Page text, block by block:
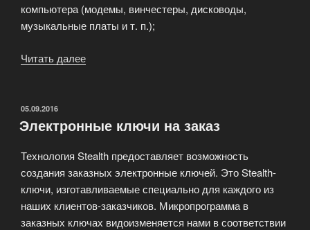
компьютера (модемы, винчестеры, дисководы,
музыкальные платы и т. п.);
Читать далее
ОПУБЛИКОВАНО
05.09.2016
Электронные ключи на заказ
Технология Stealth предоставляет возможность
создания заказных электронные ключей. Это Stealth-
ключи, изготавливаемые специально для каждого из
наших клиентов-заказчиков. Микропрограмма в
заказных ключах видоизменяется нами в соответствии